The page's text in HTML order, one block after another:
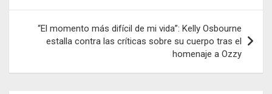
entradas
“El momento más difícil de mi vida”: Kelly Osbourne
estalla contra las críticas sobre su cuerpo tras el
homenaje a Ozzy